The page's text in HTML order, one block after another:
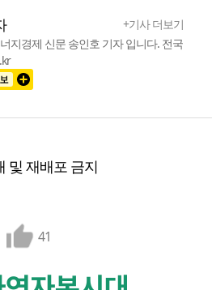
+기사 더보기
지경제 신문 송인호 기자 입니다. 전국
및 재배포 금지
41